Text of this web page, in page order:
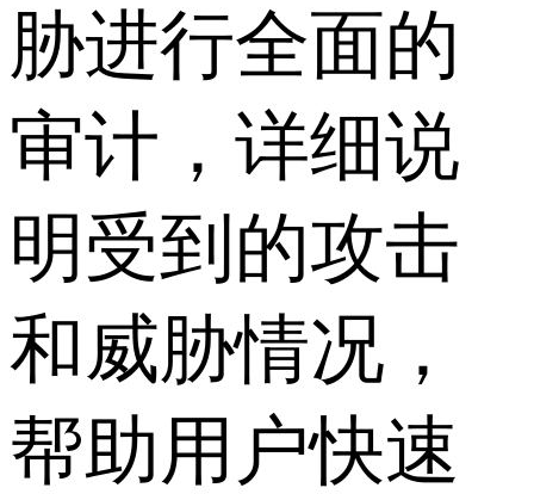
胁进行全面的
审计，详细说
明受到的攻击
和威胁情况，
帮助用户快速